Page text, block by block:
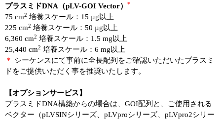
プラスミドDNA（pLV-GOI Vector） *
75 cm2 培養スケール：15 µg以上
225 cm2 培養スケール：50 µg以上
6,360 cm2 培養スケール：1.5 mg以上
25,440 cm2 培養スケール：6 mg以上
＊ シーケンスにて事前に全長配列をご確認いただいたプラスミ
ドをご提供いただく事を推奨いたします。
【オプションサービス】
プラスミドDNA構築からの場合は、GOI配列と、ご使用される
ベクター（pLVSINシリーズ、pLVproシリーズ、pLVpro2シリー